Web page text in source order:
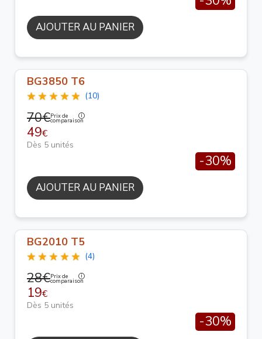
AJOUTER AU PANIER
BG3850 T6
(10)
70€Prix de
comparaison
49€
Dès 5 unités
-30%
AJOUTER AU PANIER
BG2010 T5
(4)
28€Prix de
comparaison
19€
Dès 5 unités
-30%